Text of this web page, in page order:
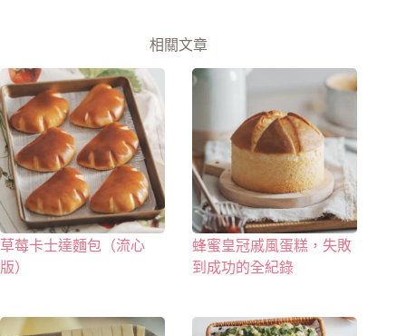
相關文章
草莓卡士達麵包（流心
版）
蜂蜜皇冠戚風蛋糕，失敗
到成功的全紀錄